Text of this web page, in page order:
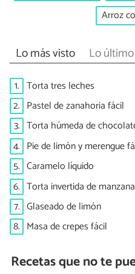
Arroz
Lo más visto Lo último
1. Torta tres leches
2. Pastel de zanahoria fácil
3. Torta húmeda de
4. Pie de limón y merengue
5. Caramelo líquido
6. Torta invertida de
7. Glaseado de limón
8. Masa de crepes fácil
Recetas que no te